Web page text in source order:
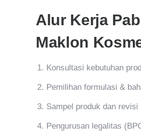
Alur Kerja
Maklon
Konsultasi kebutuhan
Pemilihan formulasi &
Sampel produk dan revisi
Pengurusan legalitas